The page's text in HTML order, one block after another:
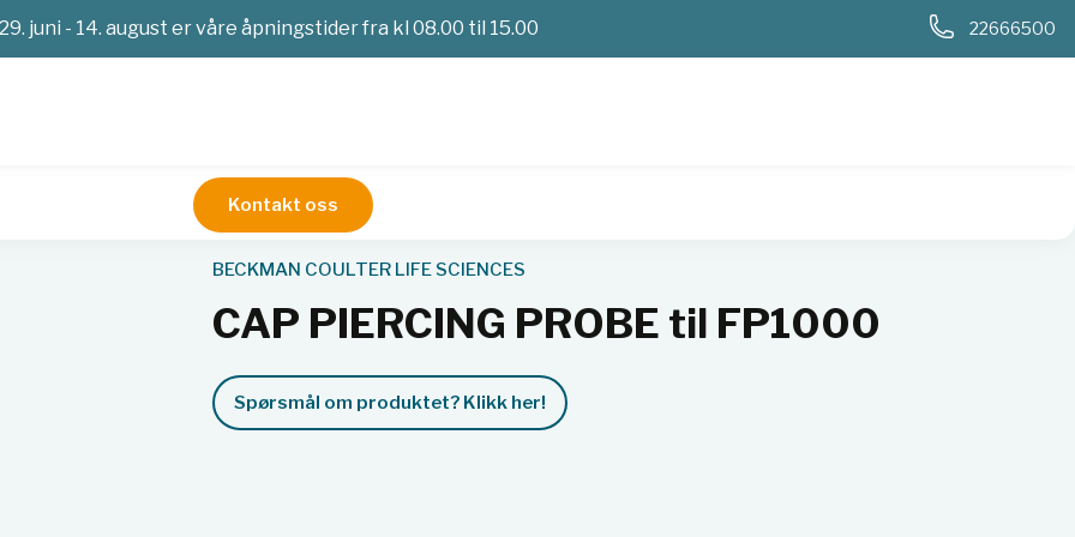
29. juni - 14. august er våre åpningstider fra kl 08.00 til 15.00 22666500
Kontakt oss
CAP PIERCING PROBE til FP1000
BECKMAN COULTER LIFE SCIENCES
CAP PIERCING PROBE til FP1000
Spørsmål om produktet? Klikk her!